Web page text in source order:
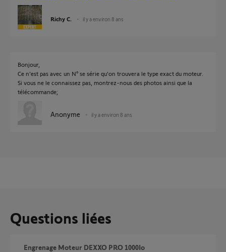
Richy C. il y a environ 8 ans
Bonjour,
Ce n'est pas avec un N° se série qu'on trouvera le type exact du moteur.
Si vous ne le connaissez pas, montrez-nous des photos ainsi que la
télécommande;
Anonyme il y a environ 8 ans
Questions liées
Engrenage Moteur DEXXO PRO 1000Io